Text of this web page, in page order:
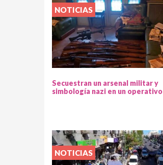
NOTICIAS
Secuestran un arsenal militar y
simbología nazi en un operativo
NOTICIAS